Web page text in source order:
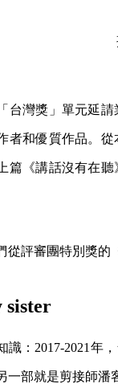
台灣獎」單元延
者和優質作品。
篇《講話沒有在
從評審團特別獎的
sister
識：2017-2021年
一部就是剪接師潘